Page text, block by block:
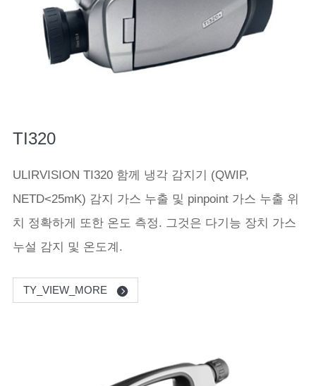
TI320
ULIRVISION TI320 함께 냉각 감지기 (QWIP,
NETD<25mK) 감지 가스 누출 및 pinpoint 가스 누출 위
치 정확하게 또한 온도 측정. 그것은 다기능 장치 가스
누설 감지 및 온도계.
TY_VIEW_MORE